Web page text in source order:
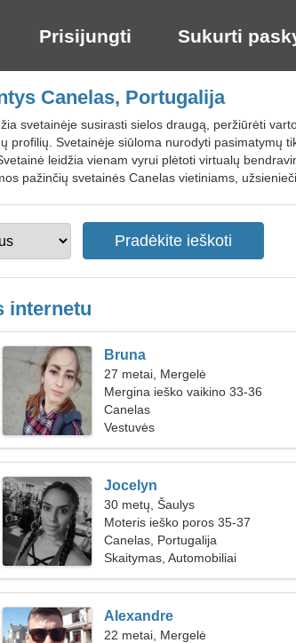
Prisijungti Sukurti
Canelas, Portugalija
svetainėje susirasti sielos draugą, peržiūrėti
profilių. Svetainėje siūloma nurodyti pasimatymų
leidžia vienam vyrui plėtoti virtualų
pažinčių svetainės Canelas vietiniams,
internetu
Bruna
27 metai, Mergelė
Mergina ieško vaikino 33-36
Canelas
Vestuvės
Jocelyn
30 metų, Šaulys
Moteris ieško poros 35-37
Canelas, Portugalija
Skaitymas, Automobiliai
Alexandre
22 metai, Mergelė